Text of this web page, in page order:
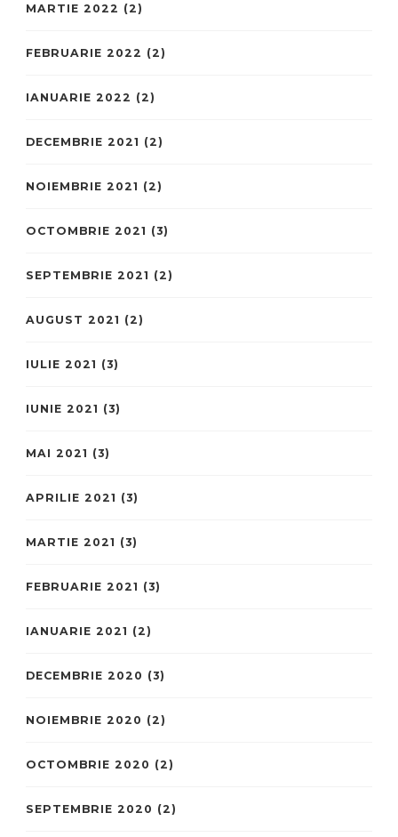
MARTIE 2022 (2)
FEBRUARIE 2022 (2)
IANUARIE 2022 (2)
DECEMBRIE 2021 (2)
NOIEMBRIE 2021 (2)
OCTOMBRIE 2021 (3)
SEPTEMBRIE 2021 (2)
AUGUST 2021 (2)
IULIE 2021 (3)
IUNIE 2021 (3)
MAI 2021 (3)
APRILIE 2021 (3)
MARTIE 2021 (3)
FEBRUARIE 2021 (3)
IANUARIE 2021 (2)
DECEMBRIE 2020 (3)
NOIEMBRIE 2020 (2)
OCTOMBRIE 2020 (2)
SEPTEMBRIE 2020 (2)